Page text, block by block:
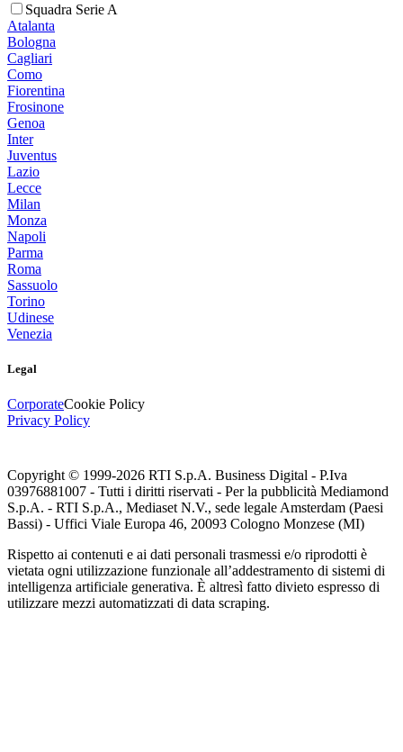
Squadra Serie A
Atalanta
Bologna
Cagliari
Como
Fiorentina
Frosinone
Genoa
Inter
Juventus
Lazio
Lecce
Milan
Monza
Napoli
Parma
Roma
Sassuolo
Torino
Udinese
Venezia
Legal
CorporateCookie Policy
Privacy Policy
Copyright © 1999-2026 RTI S.p.A. Business Digital - P.Iva
03976881007 - Tutti i diritti riservati - Per la pubblicità Mediamond
S.p.A. - RTI S.p.A., Mediaset N.V., sede legale Amsterdam (Paesi
Bassi) - Uffici Viale Europa 46, 20093 Cologno Monzese (MI)
Rispetto ai contenuti e ai dati personali trasmessi e/o riprodotti è
vietata ogni utilizzazione funzionale all’addestramento di sistemi di
intelligenza artificiale generativa. È altresì fatto divieto espresso di
utilizzare mezzi automatizzati di data scraping.